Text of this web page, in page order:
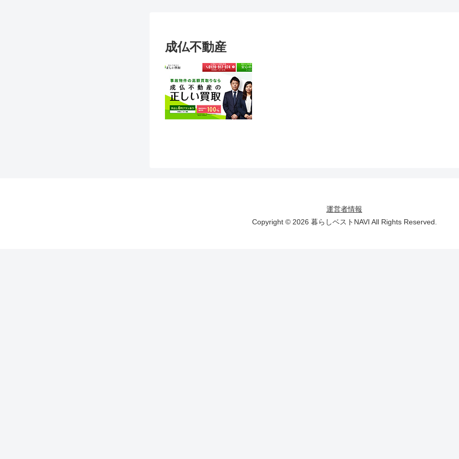
成仏不動産
運営者情報
Copyright © 2026 暮らしベストNAVI All Rights Reserved.